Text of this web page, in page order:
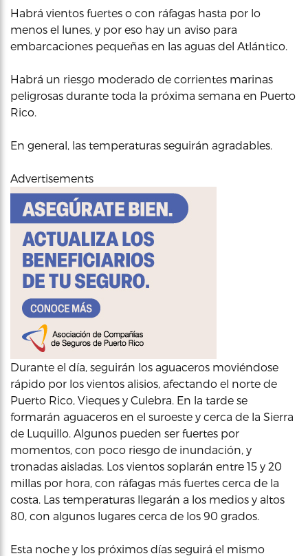
Habrá vientos fuertes o con ráfagas hasta por lo
menos el lunes, y por eso hay un aviso para
embarcaciones pequeñas en las aguas del Atlántico.
Habrá un riesgo moderado de corrientes marinas
peligrosas durante toda la próxima semana en Puerto
Rico.
En general, las temperaturas seguirán agradables.
Advertisements
Durante el día, seguirán los aguaceros moviéndose
rápido por los vientos alisios, afectando el norte de
Puerto Rico, Vieques y Culebra. En la tarde se
formarán aguaceros en el suroeste y cerca de la Sierra
de Luquillo. Algunos pueden ser fuertes por
momentos, con poco riesgo de inundación, y
tronadas aisladas. Los vientos soplarán entre 15 y 20
millas por hora, con ráfagas más fuertes cerca de la
costa. Las temperaturas llegarán a los medios y altos
80, con algunos lugares cerca de los 90 grados.
Esta noche y los próximos días seguirá el mismo